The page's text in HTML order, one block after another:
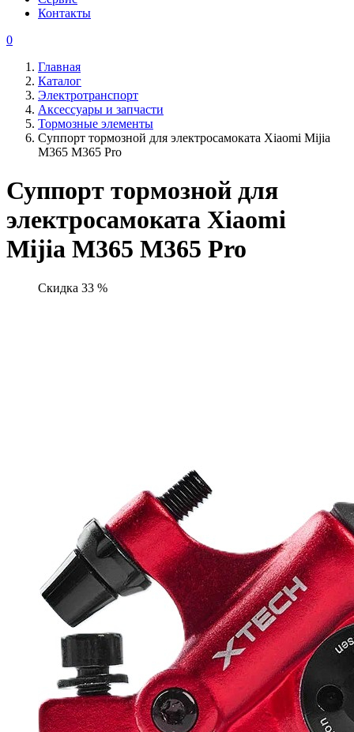
Контакты
0
Главная
Каталог
Электротранспорт
Аксессуары и запчасти
Тормозные элементы
Суппорт тормозной для электросамоката Xiaomi Mijia
M365 M365 Pro
Суппорт тормозной для
электросамоката Xiaomi
Mijia M365 M365 Pro
Скидка 33 %